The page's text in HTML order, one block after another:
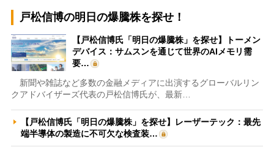
戸松信博の明日の爆騰株を探せ！
【戸松信博氏「明日の爆騰株」を探せ】トーメン
デバイス：サムスンを通じて世界のAIメモリ需
要…
新聞や雑誌など多数の金融メディアに出演するグローバルリン
クアドバイザーズ代表の戸松信博氏が、最新…
【戸松信博氏「明日の爆騰株」を探せ】レーザーテック：最先
端半導体の製造に不可欠な検査装…